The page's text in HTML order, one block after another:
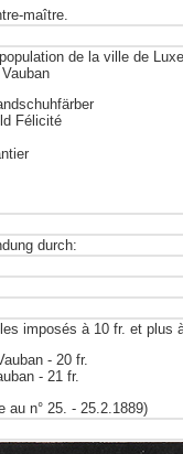
maître.
de la ville de
Félicité
durch:
imposés à 10 fr. et plus
- 20 fr.
- 21 fr.
au n° 25. - 25.2.1889)